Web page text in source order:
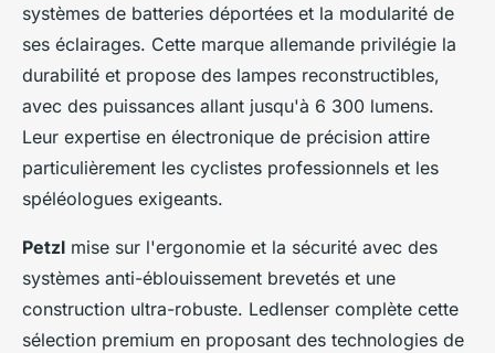
systèmes de batteries déportées et la modularité de
ses éclairages. Cette marque allemande privilégie la
durabilité et propose des lampes reconstructibles,
avec des puissances allant jusqu'à 6 300 lumens.
Leur expertise en électronique de précision attire
particulièrement les cyclistes professionnels et les
spéléologues exigeants.
Petzl mise sur l'ergonomie et la sécurité avec des
systèmes anti-éblouissement brevetés et une
construction ultra-robuste. Ledlenser complète cette
sélection premium en proposant des technologies de